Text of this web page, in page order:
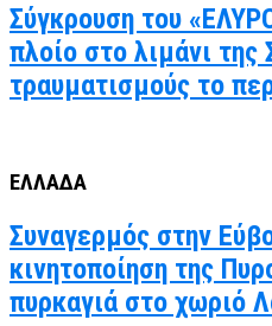
Σύγκρουση του
πλοίο στο λιμάνι
τραυματισμούς το
ΕΛΛΑΔΑ
Συναγερμός στην
κινητοποίηση της
πυρκαγιά στο χωριό